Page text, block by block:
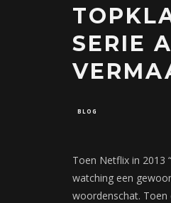
SERIE
BLOG
Toen Netflix in 2013
watching een
woordenschat. Toen